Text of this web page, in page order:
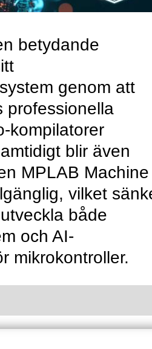
betydande
genom att
professionella
kompilatorer
blir även
MPLAB Machine
vilket
både
och AI-
mikrokontroller.